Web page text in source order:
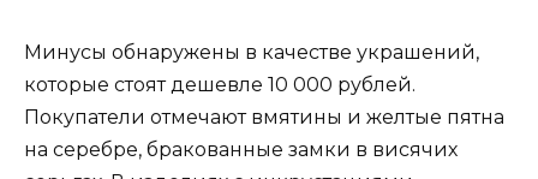
Минусы обнаружены в качестве украшений,
которые стоят дешевле 10 000 рублей.
Покупатели отмечают вмятины и желтые пятна
на серебре, бракованные замки в висячих